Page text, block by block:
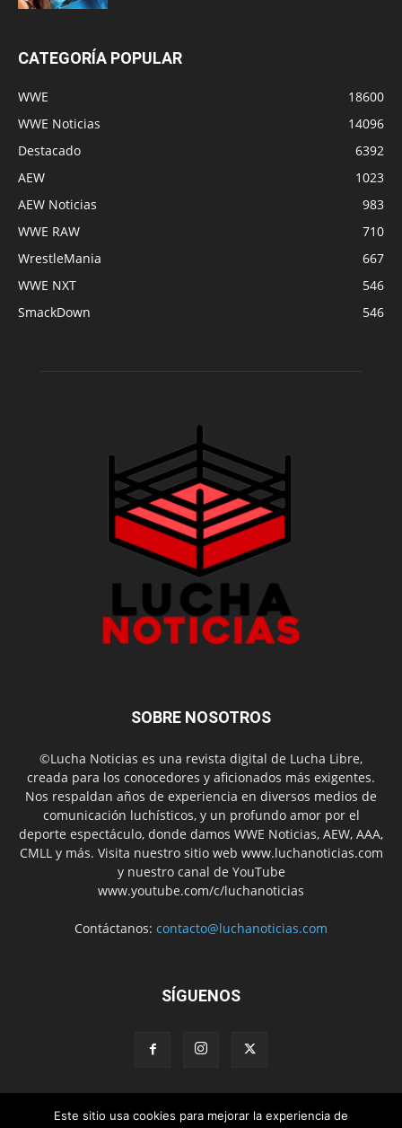
CATEGORÍA POPULAR
WWE
18600
WWE Noticias
14096
Destacado
6392
AEW
1023
AEW Noticias
983
WWE RAW
710
WrestleMania
667
WWE NXT
546
SmackDown
546
SOBRE NOSOTROS
©Lucha Noticias es una revista digital de Lucha Libre,
creada para los conocedores y aficionados más exigentes.
Nos respaldan años de experiencia en diversos medios de
comunicación luchísticos, y un profundo amor por el
deporte espectáculo, donde damos WWE Noticias, AEW, AAA,
CMLL y más. Visita nuestro sitio web www.luchanoticias.com
y nuestro canal de YouTube
www.youtube.com/c/luchanoticias
Contáctanos: contacto@luchanoticias.com
SÍGUENOS
WWE Noticias WWE AEW
Lucha Libre Mexicana
Este sitio usa cookies para mejorar la experiencia de